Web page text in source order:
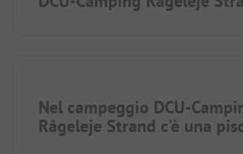
Nel campeggio DCU-
Rågeleje Strand c’è una